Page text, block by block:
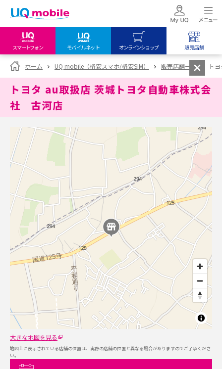
スマートフォン モバイルネット オンラインショップ 販売店舗
my UQ WiMAX
UQ WiMAX ご契約の方
My UQ mobile
UQ mobile ご契約の方
UQ mobile
データチャージサイト
UQ mobile
オンラインショップ
UQ WiMAX
オンラインショップ
UQ mobile
販売店舗
UQ WiMAX
販売店舗
ホーム UQ mobile（格安スマホ/格安SIM） 販売店舗一覧 ト
トヨタ au取扱店 茨城トヨタ自動車株式会
社 古河店
大きな地図を見る
地図上に表示されている店舗の位置は、実際の店舗の位置と異なる場合がありますのでご了承くださ
い。